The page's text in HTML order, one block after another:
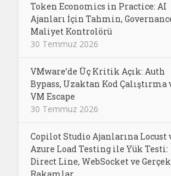
Token Economics in Practice: AI
Ajanları İçin Tahmin,
Maliyet Kontrolörü
30 Temmuz 2026
VMware’de Üç Kritik Açık: Auth
Bypass, Uzaktan Kod Çalıştırma
VM Escape
30 Temmuz 2026
Copilot Studio Ajanlarına Locust
Azure Load Testing ile Yük Testi:
Direct Line, WebSocket ve Gerçek